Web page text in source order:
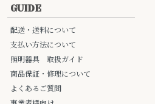
GUIDE
配送・送料について
支払い方法について
照明器具 取扱ガイド
商品保証・修理について
よくあるご質問